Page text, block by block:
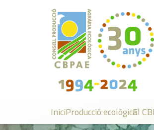
IniciProducció ecològica
El